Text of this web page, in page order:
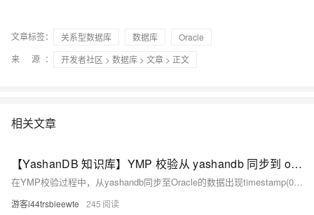
文章标签： 关系型数据库 数据库
Oracle
来 源：
开发者社区 > 数据库 > 文章 > 正文
相关文章
【YashanDB 知识库】YMP 校验从 yashandb 同步到 oracle 的数据时，字段 timestamp(0) 出现不一致
在YMP校验过程中，从yashandb同步至Oracle的数据出现timestamp(0)字段不一致问题。原因是yashandb的timestamp(x)存储为固定6位小数，而Oracle的timestamp(0)无小数位，同步时会截断yashandb的6位小数，导致数据差异。受影响版本：yashandb 23.2.7.101、YMP 23.3.1.3、YDS联调版本。此问题会导致YMP校验数据内容不一致。
游客i44trsbieewte 245